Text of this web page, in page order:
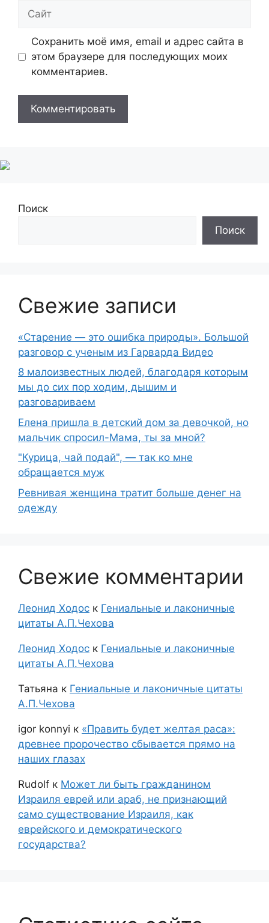
Сайт
Сохранить моё имя, email и адрес сайта в
этом браузере для последующих моих
комментариев.
Поиск
Поиск
Свежие записи
«Старение — это ошибка природы». Большой
разговор с ученым из Гарварда Видео
8 малоизвестных людей, благодаря которым
мы до сих пор ходим, дышим и
разговариваем
Елена пришла в детский дом за девочкой, но
мальчик спросил-Мама, ты за мной?
"Курица, чай подай", — так ко мне
обращается муж
Ревнивая женщина тратит больше денег на
одежду
Свежие комментарии
Леонид Ходос к Гениальные и лаконичные
цитаты А.П.Чехова
Леонид Ходос к Гениальные и лаконичные
цитаты А.П.Чехова
Татьяна к Гениальные и лаконичные цитаты
А.П.Чехова
igor konnyi к «Править будет желтая раса»:
древнее пророчество сбывается прямо на
наших глазах
Rudolf к Может ли быть гражданином
Израиля еврей или араб, не признающий
само существование Израиля, как
еврейского и демократического
государства?